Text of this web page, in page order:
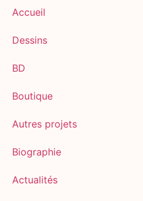
Accueil
Dessins
BD
Boutique
Autres projets
Biographie
Actualités